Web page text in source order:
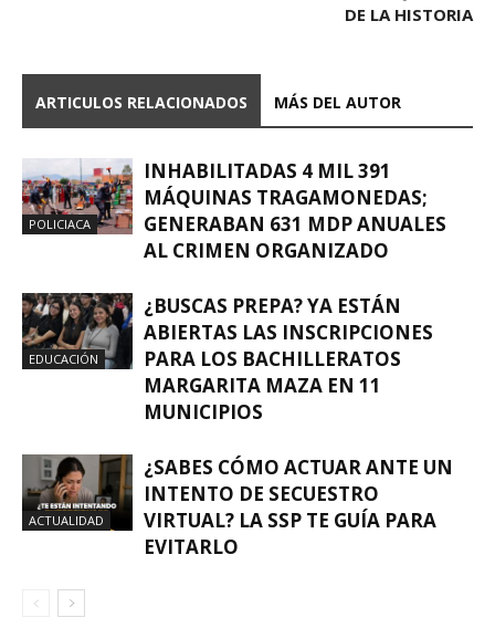
DE LA HISTORIA
ARTICULOS RELACIONADOS MÁS DEL AUTOR
POLICIACA
INHABILITADAS 4 MIL 391
MÁQUINAS TRAGAMONEDAS;
GENERABAN 631 MDP ANUALES
AL CRIMEN ORGANIZADO
EDUCACIÓN
¿BUSCAS PREPA? YA ESTÁN
ABIERTAS LAS INSCRIPCIONES
PARA LOS BACHILLERATOS
MARGARITA MAZA EN 11
MUNICIPIOS
ACTUALIDAD
¿SABES CÓMO ACTUAR ANTE UN
INTENTO DE SECUESTRO
VIRTUAL? LA SSP TE GUÍA PARA
EVITARLO